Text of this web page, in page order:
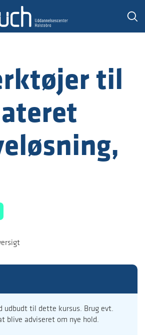
til
udbudt til dette kursus. Brug evt.
blive adviseret om nye hold.